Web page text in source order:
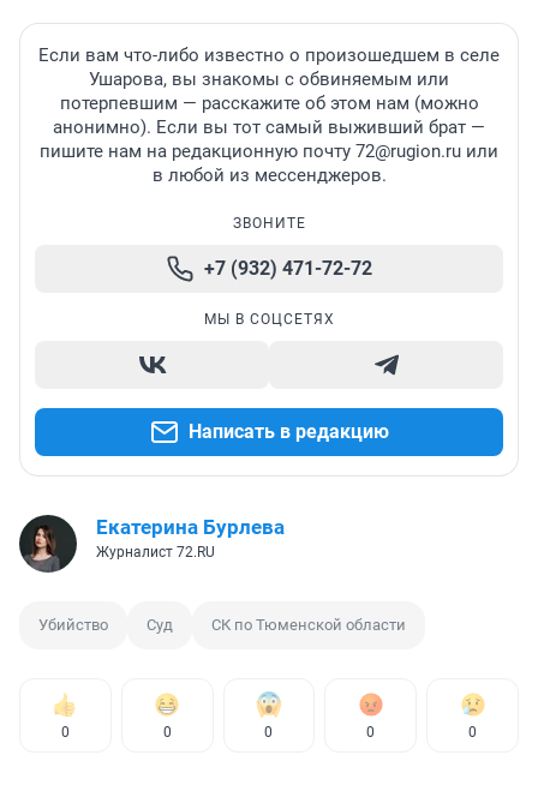
Если вам что-либо известно о произошедшем в селе
Ушарова, вы знакомы с обвиняемым или
потерпевшим — расскажите об этом нам (можно
анонимно). Если вы тот самый выживший брат —
пишите нам на редакционную почту 72@rugion.ru или
в любой из мессенджеров.
ЗВОНИТЕ
+7 (932) 471-72-72
МЫ В СОЦСЕТЯХ
Написать в редакцию
Екатерина Бурлева
Журналист 72.RU
Убийство Суд СК по Тюменской области
0 0 0 0 0